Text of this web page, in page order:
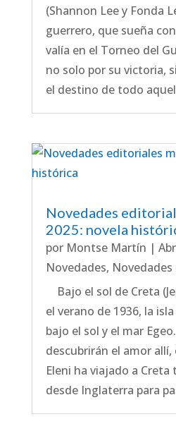
(Shannon Lee y Fonda
guerrero, que sueña
valía en el Torneo del
no solo por su victoria,
el destino de todo
Novedades
2025: novela
por Montse Martín |
Novedades,
Bajo el sol de Creta
el verano de 1936, la
bajo el sol y el mar
descubrirán el amor allí,
Eleni ha viajado a Creta
desde Inglaterra para